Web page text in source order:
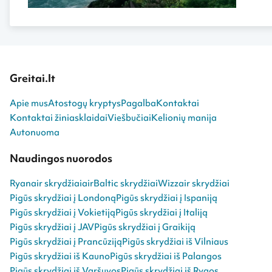
Greitai.lt
Apie musAtostogų kryptysPagalbaKontaktai
Kontaktai žiniasklaidaiViešbučiaiKelionių manija
Autonuoma
Naudingos nuorodos
Ryanair skrydžiaiairBaltic skrydžiaiWizzair skrydžiai
Pigūs skrydžiai į LondonąPigūs skrydžiai į Ispaniją
Pigūs skrydžiai į VokietijąPigūs skrydžiai į Italiją
Pigūs skrydžiai į JAVPigūs skrydžiai į Graikiją
Pigūs skrydžiai į PrancūzijąPigūs skrydžiai iš Vilniaus
Pigūs skrydžiai iš KaunoPigūs skrydžiai iš Palangos